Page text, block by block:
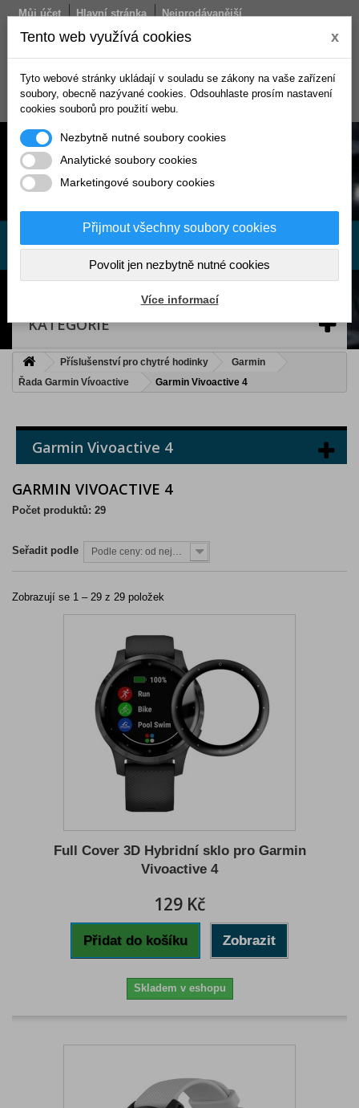
Můj účet Hlavní stránka
Nejprodávanější
Obchodní podmínky
Doprava
Košík (prázdný)
KATEGORIE
Příslušenství pro chytré hodinky
Garmin
Řada Garmin Vívoactive
Garmin Vivoactive 4
Garmin Vivoactive 4
GARMIN VIVOACTIVE 4
Počet produktů: 29
Seřadit podle Podle ceny: od nejnižší
Zobrazují se 1 – 29 z 29 položek
Full Cover 3D Hybridní sklo pro Garmin
Vivoactive 4
129 Kč
Přidat do košíku Zobrazit
Skladem v eshopu
Tento web využívá cookies x
Tyto webové stránky ukládají v souladu se zákony na vaše zařízení
soubory, obecně nazývané cookies. Odsouhlaste prosím nastavení
cookies souborů pro použití webu.
Nezbytně nutné soubory cookies
Analytické soubory cookies
Marketingové soubory cookies
Přijmout všechny soubory cookies
Povolit jen nezbytně nutné cookies
Více informací